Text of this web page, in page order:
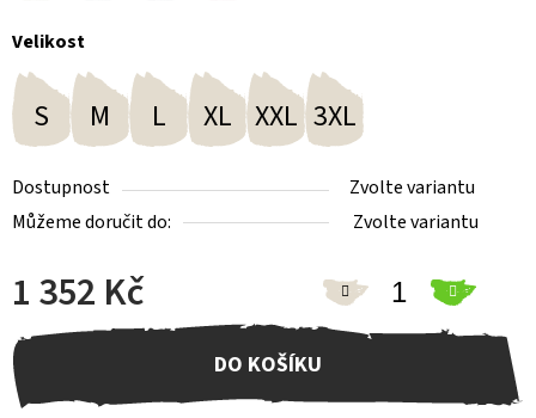
Velikost
S M L XL XXL 3XL
Dostupnost
Zvolte variantu
Můžeme doručit do:
Zvolte variantu
1 352 Kč
Měrná cena:
DO KOŠÍKU